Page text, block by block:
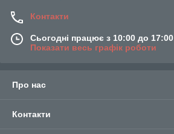
Контакти
Сьогодні працює з 10:00 до 17:00
Показати весь графік роботи
Про нас
Контакти